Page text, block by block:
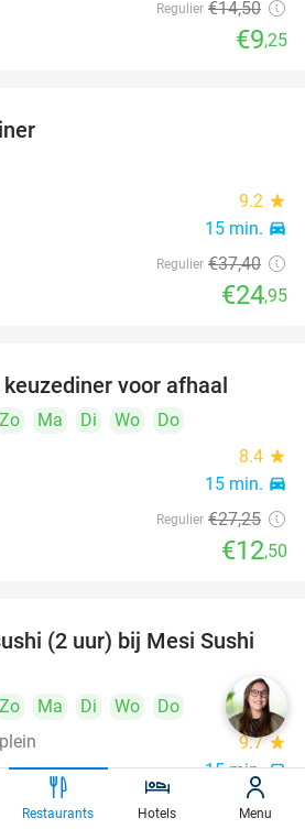
Regulier €14,50
€9,25
9.2 star
15 min. directions_car
Regulier €37,40
€24,95
voor afhaal
Zo Ma Di Wo
Do
8.4 star
15 min. directions_car
Regulier €27,25
€12,50
21%
(2 uur) bij Mesi Sushi
Zo Ma Di Wo
Do
9.7star
15 min.directions_car
Regulier ,95
Restaurants Hotels Menu